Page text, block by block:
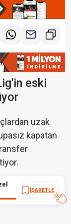
eski
uzak
kapatan
İŞARETLE